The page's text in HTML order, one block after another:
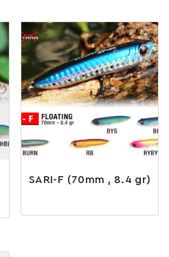
SARI-F (70mm , 8.4 gr)